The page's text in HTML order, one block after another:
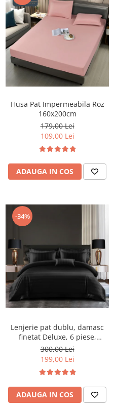
Husa Pat Impermeabila Roz
160x200cm
179,00 Lei
109,00 Lei
ADAUGA IN COS
-34%
Lenjerie pat dublu, damasc
finetat Deluxe, 6 piese,
cearceaf pat cu elastic, Negru,
RS48E
300,00 Lei
199,00 Lei
ADAUGA IN COS